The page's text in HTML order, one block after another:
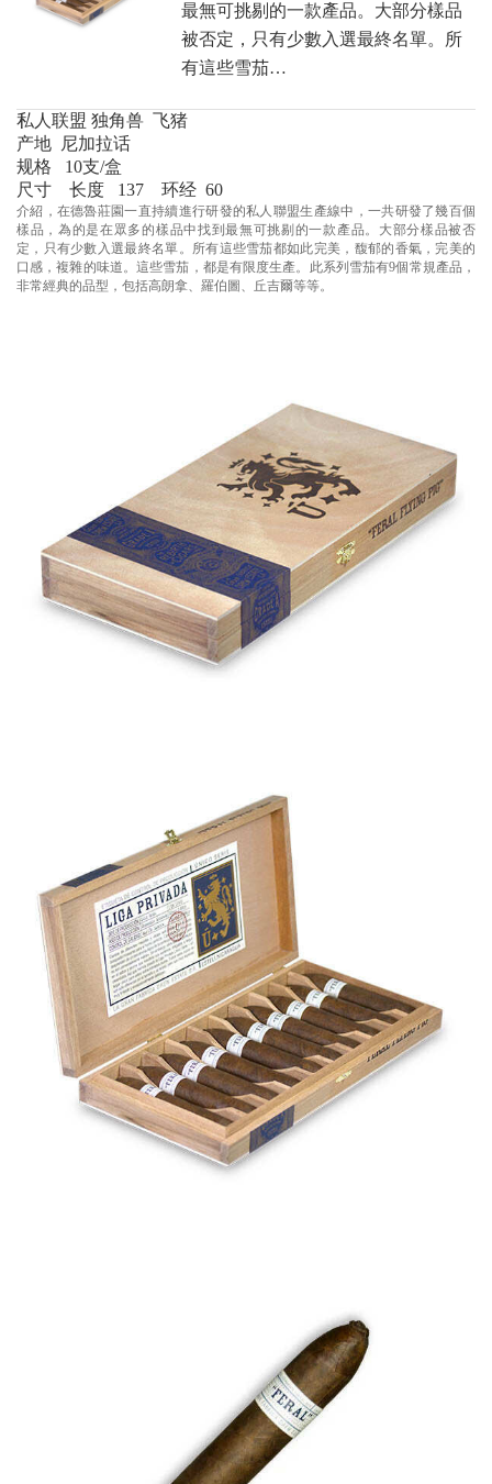
最無可挑剔的一款產品。大部分樣品
被否定，只有少數入選最終名單。所
有這些雪茄…
私人联盟 独角兽 飞猪
产地 尼加拉话
规格 10支/盒
尺寸 长度 137 环经 60
介紹，在德魯莊園一直持續進行研發的私人聯盟生產線中，一共研發了幾百個
樣品，為的是在眾多的樣品中找到最無可挑剔的一款產品。大部分樣品被否
定，只有少數入選最終名單。所有這些雪茄都如此完美，馥郁的香氣，完美的
口感，複雜的味道。這些雪茄，都是有限度生產。此系列雪茄有9個常規產品，
非常經典的品型，包括高朗拿、羅伯圖、丘吉爾等等。